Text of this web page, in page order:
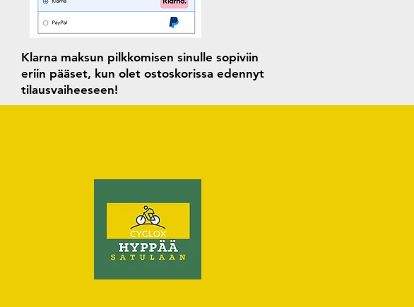
Klarna maksun pilkkomisen sinulle sopiviin
eriin pääset, kun olet ostoskorissa edennyt
tilausvaiheeseen!